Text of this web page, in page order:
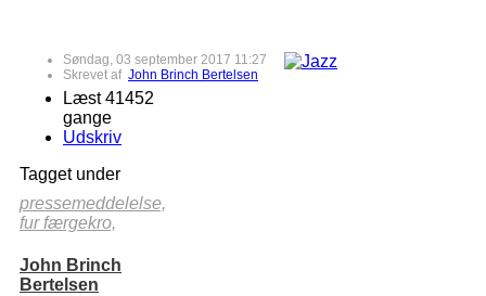
Søndag, 03 september 2017 11:27
Skrevet af John Brinch Bertelsen
Læst 41452
gange
Udskriv
Tagget under
pressemeddelelse,
fur færgekro,
John Brinch
Bertelsen